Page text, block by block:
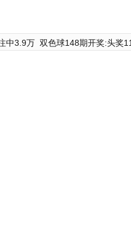
中3.9万 双色球148期开奖:头奖